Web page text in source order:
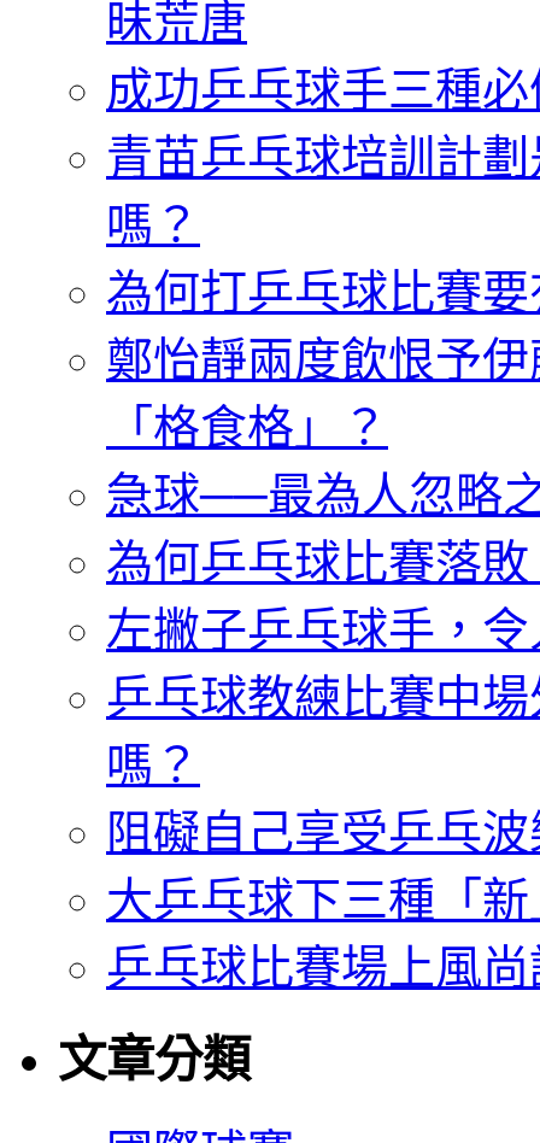
昧荒唐
成功乒乓球手三種
青苗乒乓球培訓計
嗎？
為何打乒乓球比賽
鄭怡靜兩度飲恨予
「格食格」？
急球──最為人忽略
為何乒乓球比賽落
左撇子乒乓球手，
乒乓球教練比賽中
嗎？
阻礙自己享受乒乓
大乒乓球下三種「
乒乓球比賽場上風
文章分類